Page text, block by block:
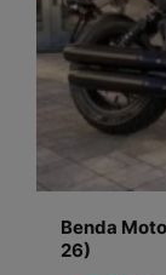
Benda
26)